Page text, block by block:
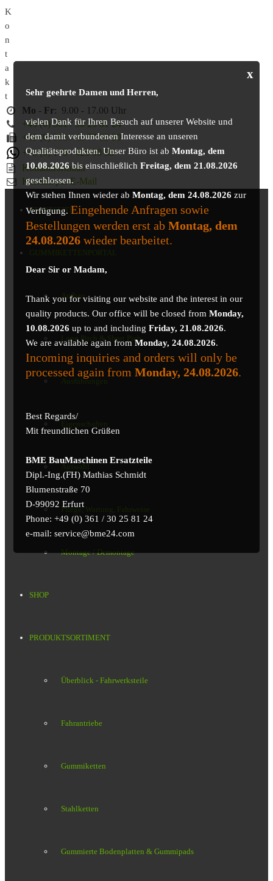
K
o
n
t
a
k
t
Mo - Fr: 9.00 - 17.00 Uhr
+49 (0) 361 / 30 25 81 24
+49 (0) 361 / 41 77 03 30
+49 (0) 179 / 425 50 98
Kontaktformular
Kontakt per E-Mail
STARTSEITE
GUMMIKETTENPORTAL
Aufbau
Long Pitch & Short Pich
Ausführungen
Eigenschaften
Auswahl
Pflege, Wartung, Fahrweise
Montage / Demontage
SHOP
PRODUKTSORTIMENT
Überblick - Fahrwerksteile
Fahrantriebe
Gummiketten
Stahlketten
Gummierte Bodenplatten & Gummipads
x
Sehr geehrte Damen und Herren,
vielen Dank für Ihren Besuch auf unserer Website und
dem damit verbundenen Interesse an unseren
Qualitätsprodukten. Unser Büro ist abMontag, dem
10.08.2026bis einschließlichFreitag, dem 21.08.2026
geschlossen.
Wir stehen Ihnen wieder abMontag, dem 24.08.2026 zur
Verfügung. Eingehende Anfragen sowie
Bestellungen werden erst abMontag, dem
24.08.2026 wieder bearbeitet.
Dear Sir or Madam,
Thank you for visiting our website and the interest in our
quality products. Our office will be closed fromMonday,
10.08.2026 up to and includingFriday, 21.08.2026.
We are available again fromMonday, 24.08.2026.
Incoming inquiries and orders will only be
processed again fromMonday, 24.08.2026.
Best Regards/
Mit freundlichen Grüßen
BME BauMaschinen Ersatzteile
Dipl.-Ing.(FH) Mathias Schmidt
Blumenstraße 70
D-99092 Erfurt
Phone: +49 (0) 361 / 30 25 81 24
e-mail: service@bme24.com